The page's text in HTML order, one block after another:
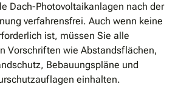
Dach-Photovoltaikanlagen nach der
verfahrensfrei. Auch wenn keine
ist, müssen Sie alle
Vorschriften wie Abstandsflächen,
Bebauungspläne und
einhalten.